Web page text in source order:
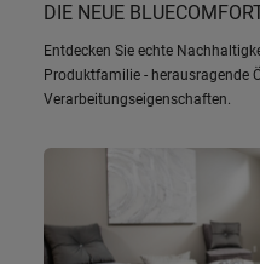
DIE NEUE
Entdecken Sie echte
Produktfamilie - herausragende
Verarbeitungseigenschaften.